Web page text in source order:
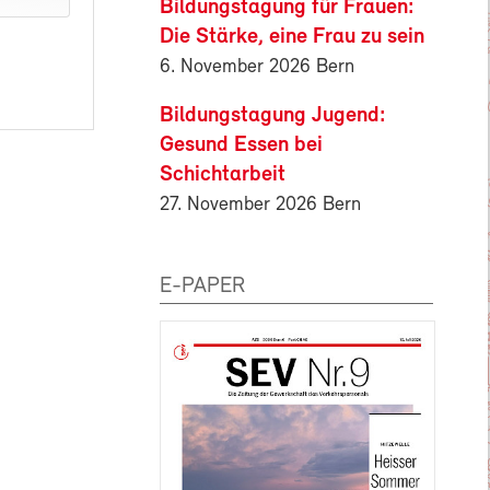
Bildungstagung für Frauen:
Die Stärke, eine Frau zu sein
6. November 2026 Bern
Bildungstagung Jugend:
Gesund Essen bei
Schichtarbeit
27. November 2026 Bern
E-PAPER